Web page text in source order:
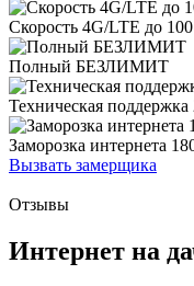
Скорость 4G/LTE до
Полный БЕЗЛИМИТ
Техническая поддержка
Заморозка интернета
Вызвать замерщика
Отзывы
Интернет на